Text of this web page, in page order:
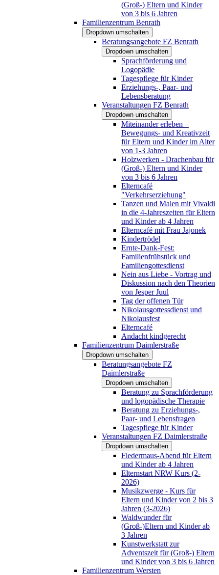
(Groß-) Eltern und Kinder
von 3 bis 6 Jahren
Familienzentrum Benrath
Dropdown umschalten
Beratungsangebote FZ Benrath
Dropdown umschalten
Sprachförderung und
Logopädie
Tagespflege für Kinder
Erziehungs-, Paar- und
Lebensberatung
Veranstaltungen FZ Benrath
Dropdown umschalten
Miteinander erleben –
Bewegungs- und Kreativzeit
für Eltern und Kinder im Alter
von 1-3 Jahren
Holzwerken - Drachenbau für
(Groß-) Eltern und Kinder
von 3 bis 6 Jahren
Elterncafé
"Verkehrserziehung"
Tanzen und Malen mit Vivaldi
in die 4-Jahreszeiten für Eltern
und Kinder ab 4 Jahren
Elterncafé mit Frau Jajonek
Kindertrödel
Ernte-Dank-Fest:
Familienfrühstück und
Familiengottesdienst
Nein aus Liebe - Vortrag und
Diskussion nach den Theorien
von Jesper Juul
Tag der offenen Tür
Nikolausgottessdienst und
Nikolausfest
Elterncafé
Andacht kindgerecht
Familienzentrum Daimlerstraße
Dropdown umschalten
Beratungsangebote FZ
Daimlerstraße
Dropdown umschalten
Beratung zu Sprachförderung
und logopädische Therapie
Beratung zu Erziehungs-,
Paar- und Lebensfragen
Tagespflege für Kinder
Veranstaltungen FZ Daimlerstraße
Dropdown umschalten
Fledermaus-Abend für Eltern
und Kinder ab 4 Jahren
Elternstart NRW Kurs (2-
2026)
Musikzwerge - Kurs für
Eltern und Kinder von 2 bis 3
Jahren (3-2026)
Waldwunder für
(Groß-)Eltern und Kinder ab
3 Jahren
Kunstwerkstatt zur
Adventszeit für (Groß-) Eltern
und Kinder von 3 bis 6 Jahren
Familienzentrum Wersten